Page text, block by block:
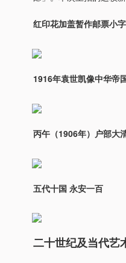
红印花加盖暂作邮票小
1916年袁世凯像中华帝
丙午（1906年）户部大
五代十国 永安一百
二十世纪及当代艺